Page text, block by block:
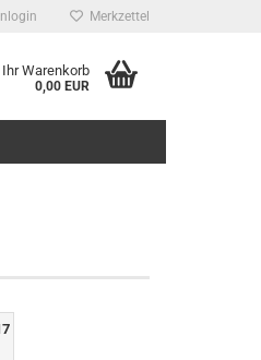
Merkzettel
Ihr Warenkorb
0,00 EUR